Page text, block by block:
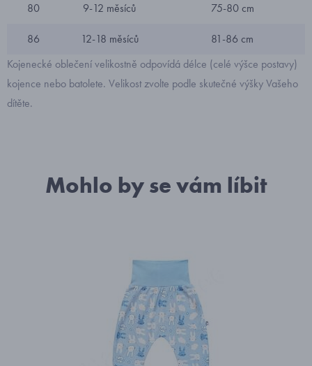
80 9-12 měsíců 75-80 cm
86 12-18 měsíců
81-86 cm
Kojenecké oblečení velikostně odpovídá délce (celé výšce postavy)
kojence nebo batolete. Velikost zvolte podle skutečné výšky Vašeho
dítěte.
Mohlo by se vám líbit